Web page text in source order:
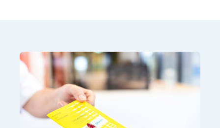
onbezorgd
reizen
werken